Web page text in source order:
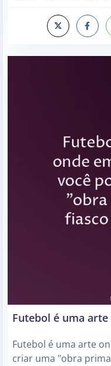
Futebol é uma
Futebol é uma arte
criar uma "obra